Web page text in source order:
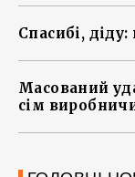
Спасибі,
Масований
сім